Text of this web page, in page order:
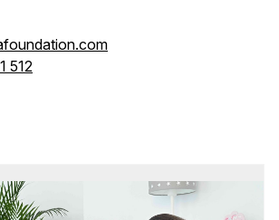
otwiera się w nowej karcie
512